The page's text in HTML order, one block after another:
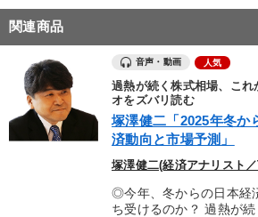
関連商品
音声・動画 人気
過熱が続く株式相場、これ
オをズバリ読む
塚澤健二「2025年冬か
済動向と市場予測」
塚澤健二(経済アナリスト
◎今年、冬からの日本経
ち受けるのか？ 過熱が